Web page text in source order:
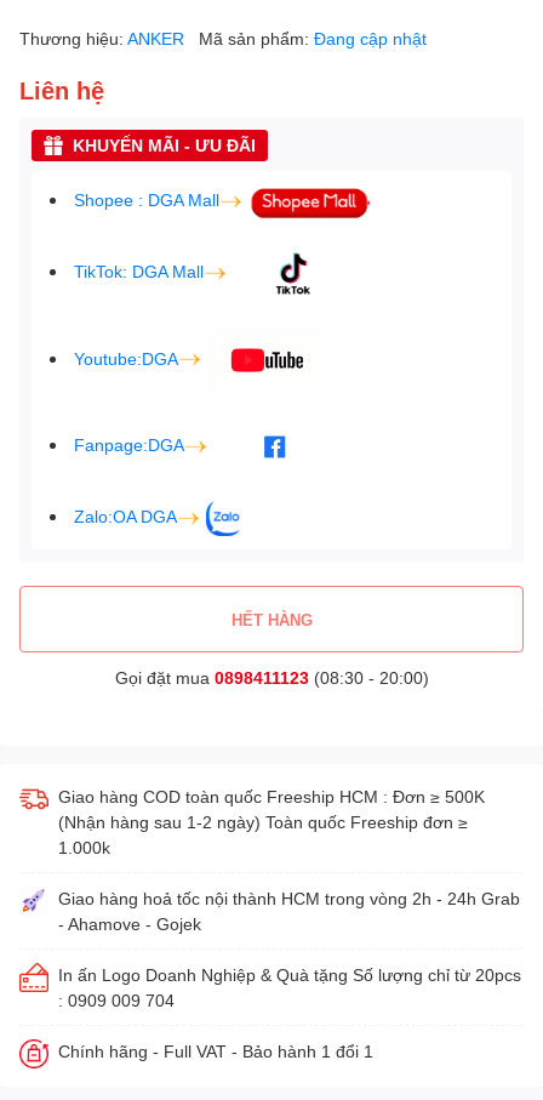
Thương hiệu: ANKER Mã sản phẩm: Đang cập nhật
Liên hệ
KHUYẾN MÃI - ƯU ĐÃI
Shopee : DGA Mall
TikTok: DGA Mall
Youtube:DGA
Fanpage:DGA
Zalo:OA DGA
HẾT HÀNG
Gọi đặt mua 0898411123(08:30 - 20:00)
Giao hàng COD toàn quốc Freeship HCM : Đơn ≥ 500K
(Nhận hàng sau 1-2 ngày) Toàn quốc Freeship đơn ≥
1.000k
Giao hàng hoả tốc nội thành HCM trong vòng 2h - 24h Grab
- Ahamove - Gojek
In ấn Logo Doanh Nghiệp & Quà tặng Số lượng chỉ từ 20pcs
: 0909 009 704
Chính hãng - Full VAT - Bảo hành 1 đổi 1